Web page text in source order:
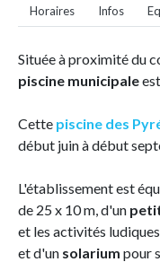
Horaires Infos
Située à proximité du
piscine municipale
Cette piscine des
début juin à début
L'établissement est
de 25 x 10 m, d'un
et les activités
et d'un solarium pour